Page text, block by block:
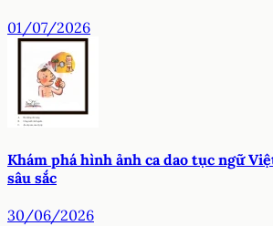
01/07/2026
Khám phá hình ảnh ca dao tục ngữ
sâu sắc
30/06/2026